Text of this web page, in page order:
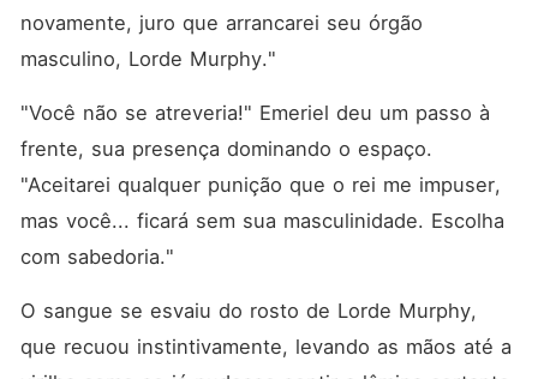
novamente, juro que arrancarei seu órgão
masculino, Lorde Murphy."
"Você não se atreveria!" Emeriel deu um passo à
frente, sua presença dominando o espaço.
"Aceitarei qualquer punição que o rei me impuser,
mas você... ficará sem sua masculinidade. Escolha
com sabedoria."
O sangue se esvaiu do rosto de Lorde Murphy,
que recuou instintivamente, levando as mãos até a